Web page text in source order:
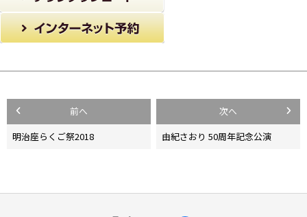
投
稿
ビ
前へ
明治座らくご祭2018
次へ
由紀さおり 50周年記念公演